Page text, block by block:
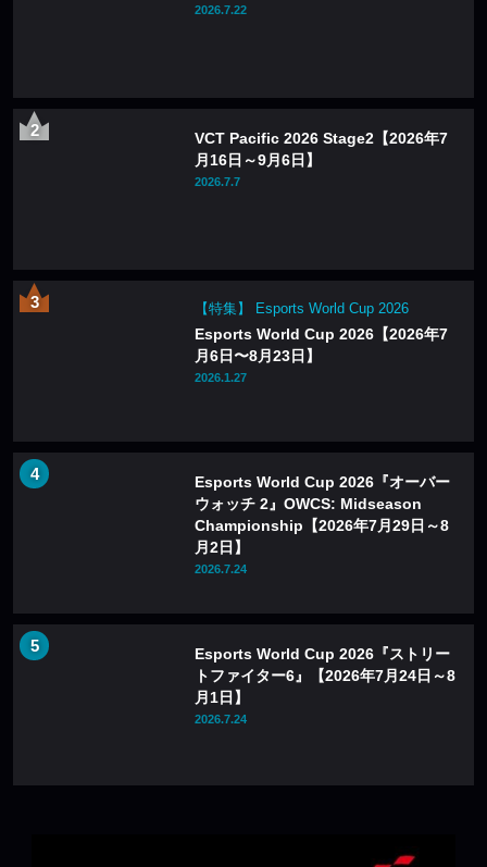
2026.7.22
VCT Pacific 2026 Stage2【2026年7
月16日～9月6日】
2026.7.7
【特集】 Esports World Cup 2026
Esports World Cup 2026【2026年7
月6日〜8月23日】
2026.1.27
Esports World Cup 2026『オーバー
ウォッチ 2』OWCS: Midseason
Championship【2026年7月29日～8
月2日】
2026.7.24
Esports World Cup 2026『ストリー
トファイター6』【2026年7月24日～8
月1日】
2026.7.24